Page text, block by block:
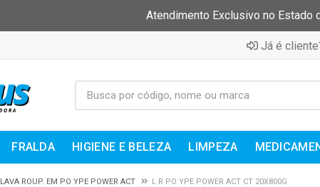
Atendimento Exclusivo no Estado
Já é
FRALDA HIGIENE E BELEZA LIMPEZA
LAVA ROUP. EM PO YPE POWER ACT L R PO YPE POWER ACT CT 20X800G